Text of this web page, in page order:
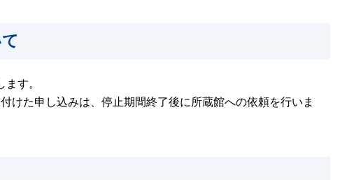
す。
けた申し込みは、停止期間終了後に所蔵館への依頼を行いま